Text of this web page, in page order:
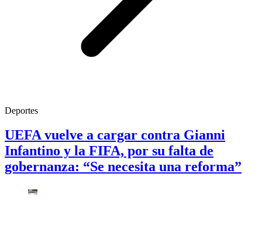
Deportes
UEFA vuelve a cargar contra Gianni
Infantino y la FIFA, por su falta de
gobernanza: “Se necesita una reforma”